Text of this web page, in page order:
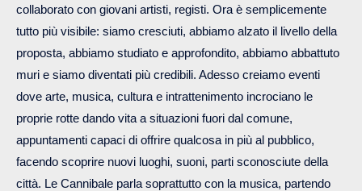
collaborato con giovani artisti, registi. Ora è semplicemente
tutto più visibile: siamo cresciuti, abbiamo alzato il livello della
proposta, abbiamo studiato e approfondito, abbiamo abbattuto
muri e siamo diventati più credibili. Adesso creiamo eventi
dove arte, musica, cultura e intrattenimento incrociano le
proprie rotte dando vita a situazioni fuori dal comune,
appuntamenti capaci di offrire qualcosa in più al pubblico,
facendo scoprire nuovi luoghi, suoni, parti sconosciute della
città. Le Cannibale parla soprattutto con la musica, partendo